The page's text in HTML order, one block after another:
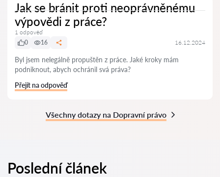
Jak se bránit proti neoprávněnému
výpovědi z práce?
1 odpověď
0
16 16.12.2024
Byl jsem nelegálně propuštěn z práce. Jaké kroky mám
podniknout, abych ochránil svá práva?
Přejít na odpověď
Všechny dotazy na Dopravní právo
Poslední článek